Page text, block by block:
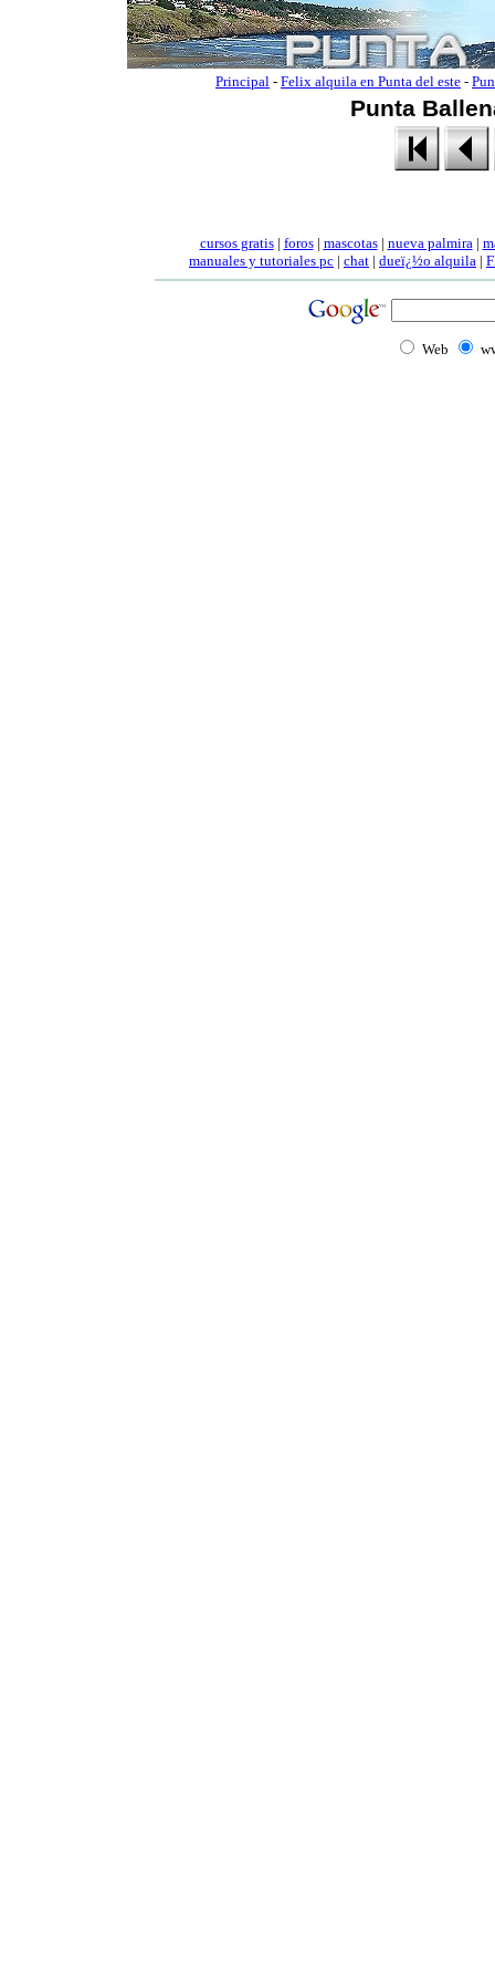
Principal - Felix alquila en Punta del este -
Punta
cursos gratis| foros| mascotas| nueva palmira|
manuales y tutoriales pc | chat | dueï¿½o alquila |
Web